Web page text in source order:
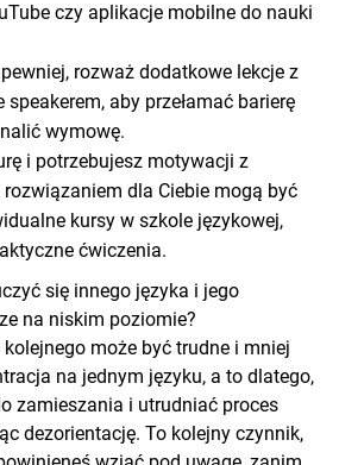
czy aplikacje mobilne do nauki
rozważ dodatkowe lekcje z
aby przełamać barierę
wymowę.
i potrzebujesz motywacji z
dla Ciebie mogą być
kursy w szkole językowej,
ćwiczenia.
się innego języka i jego
na niskim poziomie?
może być trudne i mniej
na jednym języku, a to dlatego,
zamieszania i utrudniać proces
dezorientację. To kolejny czynnik,